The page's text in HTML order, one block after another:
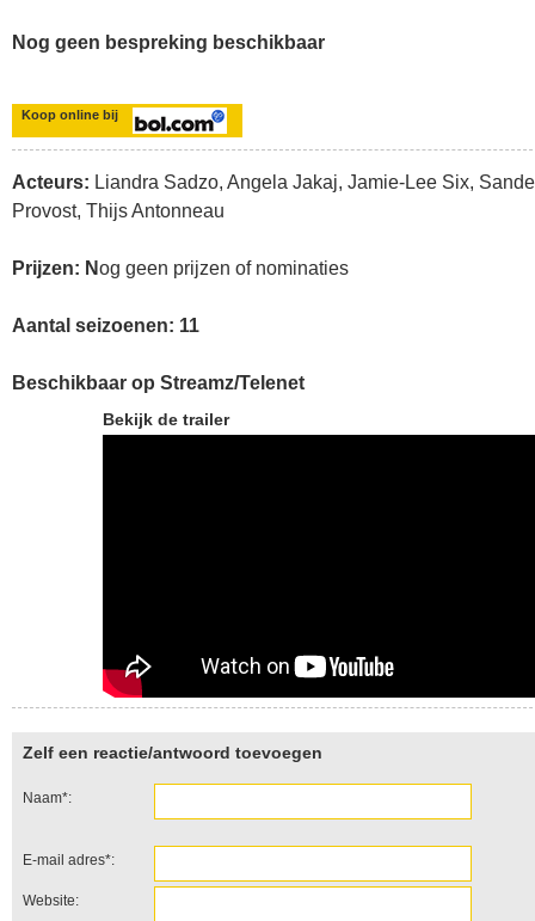
Nog geen bespreking beschikbaar
Koop online bij
Acteurs: Liandra Sadzo, Angela Jakaj, Jamie-Lee Six,
Provost, Thijs Antonneau
Prijzen: Nog geen prijzen of nominaties
Aantal seizoenen: 11
Beschikbaar op Streamz/Telenet
Bekijk de trailer
Zelf een reactie/antwoord toevoegen
Naam*:
E-mail adres*:
Website: